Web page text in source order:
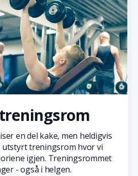
en del kake, men heldigvis
utstyrt treningsrom hvor vi
igjen. Treningsrommet
- også i helgen.